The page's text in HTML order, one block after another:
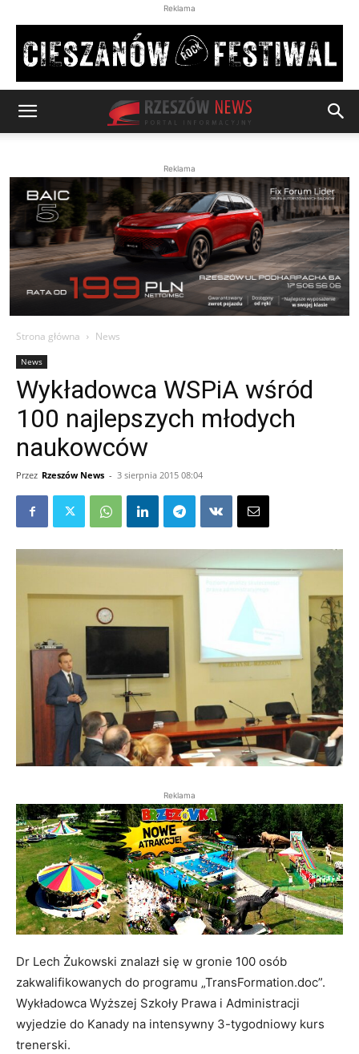
Reklama
Reklama
Strona główna News
News
Wykładowca WSPiA wśród
100 najlepszych młodych
naukowców
Przez Rzeszów News - 3 sierpnia 2015 08:04
Reklama
Dr Lech Żukowski znalazł się w gronie 100 osób
zakwalifikowanych do programu „TransFormation.doc”.
Wykładowca Wyższej Szkoły Prawa i Administracji
wyjedzie do Kanady na intensywny 3-tygodniowy kurs
trenerski.